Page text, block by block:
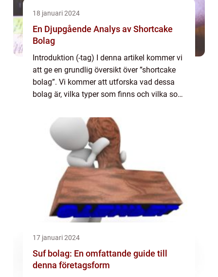
18 januari 2024
En Djupgående Analys av Shortcake
Bolag
Introduktion (-tag) I denna artikel kommer vi
att ge en grundlig översikt över ”shortcake
bolag”. Vi kommer att utforska vad dessa
bolag är, vilka typer som finns och vilka som
undersöka kvantitativa mä...
17 januari 2024
Suf bolag: En omfattande guide till
denna företagsform